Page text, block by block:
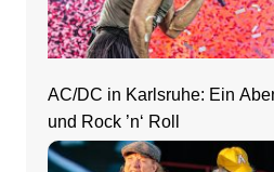
AC/DC in Karlsruhe: Ein
und Rock ’n‘ Roll